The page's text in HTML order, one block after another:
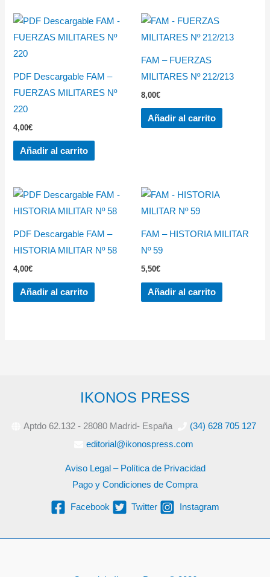
PDF Descargable FAM –
FUERZAS MILITARES Nº
220
4,00€
Añadir al carrito
FAM – FUERZAS
MILITARES Nº 212/213
8,00€
Añadir al carrito
PDF Descargable FAM –
HISTORIA MILITAR Nº 58
4,00€
Añadir al carrito
FAM – HISTORIA MILITAR
Nº 59
5,50€
Añadir al carrito
IKONOS PRESS
Aptdo 62.132 - 28080 Madrid- España
(34) 628 705 127
editorial@ikonospress.com
Aviso Legal – Política de Privacidad
Pago y Condiciones de Compra
Facebook Twitter Instagram